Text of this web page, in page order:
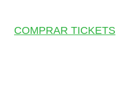
COMPRAR TICKETS